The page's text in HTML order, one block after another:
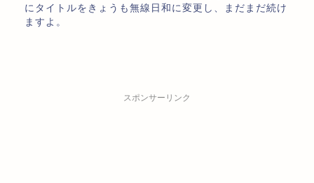
にタイトルをきょうも無線日和に変更し、まだまだ続け
ますよ。
スポンサーリンク